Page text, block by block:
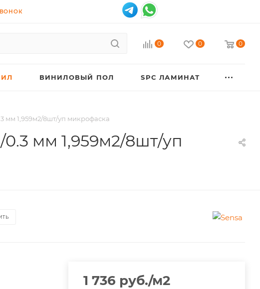
0 0 0
ВИНИЛОВЫЙ ПОЛ SPC ЛАМИНАТ
мм 1,959м2/8шт/уп микрофаска
мм 1,959м2/8шт/уп
1 736 руб./м2